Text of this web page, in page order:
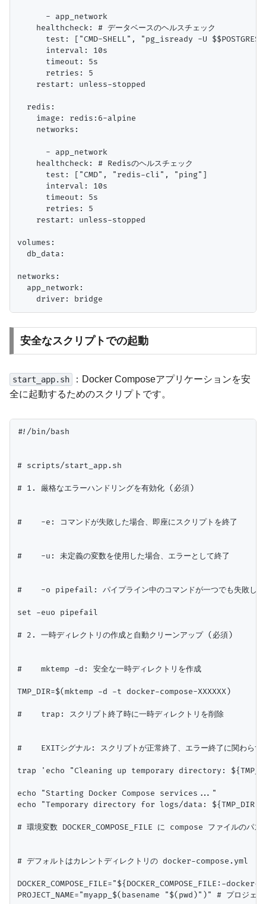
      - app_network
    healthcheck: # データベースのヘルスチェック
test: ["CMD-SHELL", "pg_isready -U
      interval: 10s
      timeout: 5s
      retries: 5
    restart: unless-stopped
  redis:
    image: redis:6-alpine
    networks:
      - app_network
    healthcheck: # Redisのヘルスチェック
      test: ["CMD", "redis-cli", "ping"]
      interval: 10s
      timeout: 5s
      retries: 5
    restart: unless-stopped
volumes:
  db_data:
networks:
  app_network:
安全なスクリプトでの起動
start_app.sh
：Docker Composeアプリケーションを安
全に起動するためのスクリプトです。
#!/bin/bash
# scripts/start_app.sh
# 1. 厳格なエラーハンドリングを有効化 (必須)
#    -e: コマンドが失敗した場合、即座にスクリプトを終了
#    -u: 未定義の変数を使用した場合、エラーとして終了
#    -o pipefail: パイプライン中のコマンドが一つでも失敗した場
set -euo pipefail
# 2. 一時ディレクトリの作成と自動クリーンアップ (必須)
#    mktemp -d: 安全な一時ディレクトリを作成
TMP_DIR=$(mktemp -d -t docker-compose-XXXXXX)
#    trap: スクリプト終了時に一時ディレクトリを削除
#    EXITシグナル: スクリプトが正常終了、エラー終了に関わらず
trap 'echo "Cleaning up temporary directory:
echo "Starting Docker Compose services..."
echo "Temporary directory for logs/data: ${TMP_DIR}"
# 環境変数 DOCKER_COMPOSE_FILE に compose ファイルのパス
# デフォルトはカレントディレクトリの docker-compose.yml
DOCKER_COMPOSE_FILE="${DOCKER_COMPOSE_FILE:-
PROJECT_NAME="myapp_$(basename "$(pwd)")" # プロジェク